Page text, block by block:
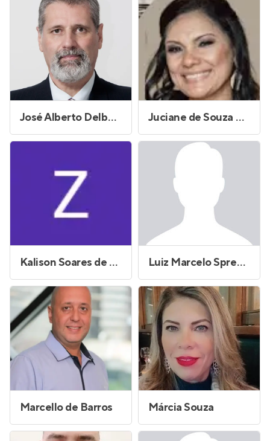
José Alberto Delben Rando Juciane de Souza Campos
Kalison Soares de Souza Luiz Marcelo Sprenger
Marcello de Barros Márcia Souza